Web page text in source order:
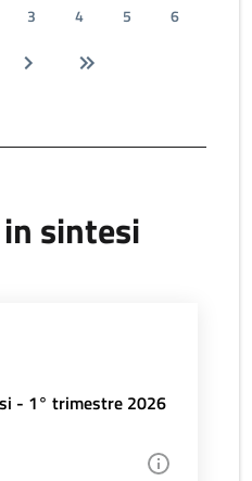
3 4 5
6
sintesi
- 1° trimestre 2026